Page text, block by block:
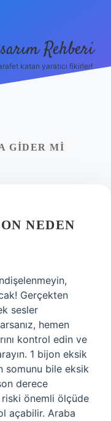
Rehberi
katan yaratıcı fikirler!
GIDER MI
NEDEN
Gerçekten
sesler
hemen
kontrol edin ve
1 bijon eksik
somunu bile eksik
derece
önemli ölçüde
açabilir. Araba